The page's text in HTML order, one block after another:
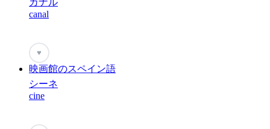
canal
♥
映画館のスペイン語
シーネ
cine